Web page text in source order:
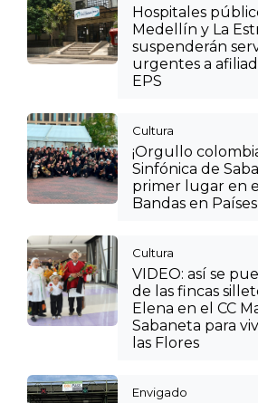
Hospitales
Medellín y La
suspenderán
urgentes a
EPS
Cultura
¡Orgullo
Sinfónica de
primer lugar en
Bandas en
Cultura
VIDEO: así se
de las fincas
Elena en el CC
Sabaneta para
las Flores
Envigado